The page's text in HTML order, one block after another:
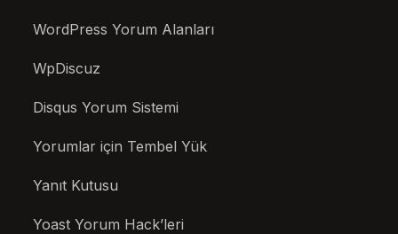
WordPress Yorum Alanları
WpDiscuz
Disqus Yorum Sistemi
Yorumlar için Tembel Yük
Yanıt Kutusu
Yoast Yorum Hack’leri